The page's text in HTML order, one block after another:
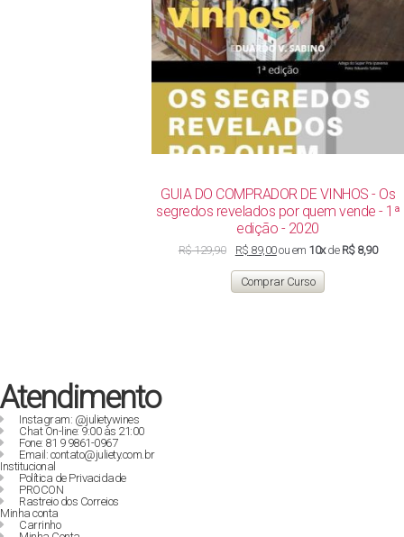
GUIA DO COMPRADOR DE VINHOS - Os
segredos revelados por quem vende - 1ª
edição - 2020
R$129,90
original
era:
R$ 129,90.
R$ 89,00O
atual
é:
R$ 89,00.
ou em 10xde R$ 8,90
Comprar Curso
Atendimento
Instagram: @julietywines
Chat On-line: 9:00 às 21:00
Fone: 81 9 9861-0967
Email: contato@juliety.com.br
Institucional
Política de Privacidade
PROCON
Rastreio dos Correios
Minha conta
Carrinho